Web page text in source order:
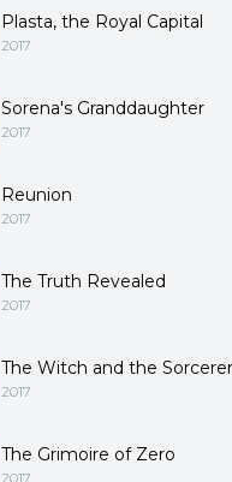
Plasta, the Royal Capital
2017
Sorena's Granddaughter
2017
Reunion
2017
The Truth Revealed
2017
The Witch and the Sorcerer
2017
The Grimoire of Zero
2017